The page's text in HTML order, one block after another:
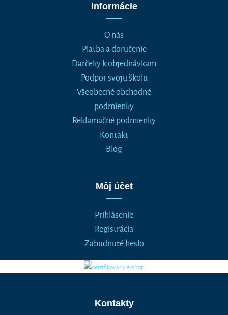
Informácie
O nás
Platba a doručenie
Darčeky k objednávkam
Podpor svoju školu
Všeobecné obchodné
podmienky
Reklamačné podmienky
Kontakt
Blog
Môj účet
Prihlásenie
Registrácia
Zabudnuté heslo
Kontakty